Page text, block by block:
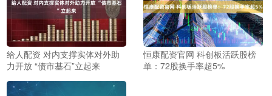
给人配资 对内支撑实体对外助
力开放 “债市基石”立起来
恒康配资官网 科创板活跃股榜
单：72股换手率超5%